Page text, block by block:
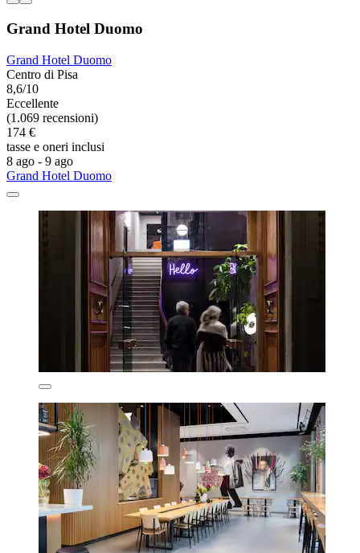
Grand Hotel Duomo
Grand Hotel Duomo
Centro di Pisa
8,6/10
Eccellente
(1.069 recensioni)
174 €
tasse e oneri inclusi
8 ago - 9 ago
Grand Hotel Duomo